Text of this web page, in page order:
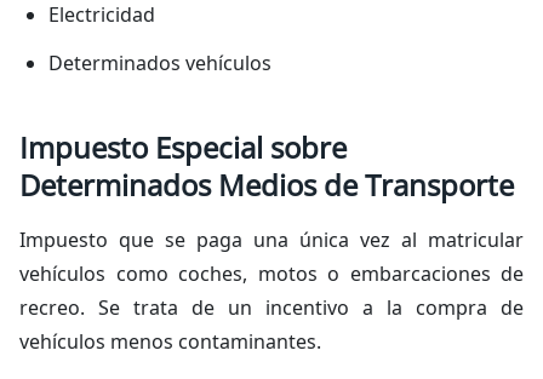
Electricidad
Determinados vehículos
Impuesto Especial sobre
Determinados Medios de Transporte
Impuesto que se paga una única vez al matricular
vehículos como coches, motos o embarcaciones de
recreo. Se trata de un incentivo a la compra de
vehículos menos contaminantes.